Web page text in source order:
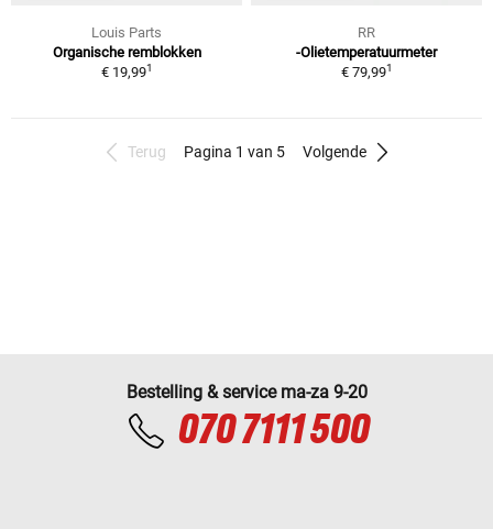
Louis Parts
Organische remblokken
€ 19,991
RR
-Olietemperatuurmeter
€ 79,991
Terug Pagina 1 van 5 Volgende
Bestelling & service ma-za 9-20
070 7111 500